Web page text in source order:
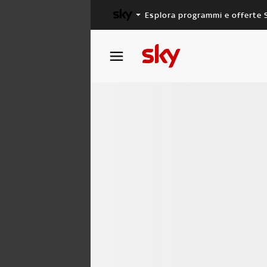
Esplora programmi e offerte